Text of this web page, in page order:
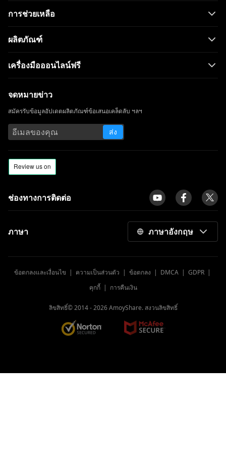
การช่วยเหลือ
ผลิตภัณฑ์
เครื่องมือออนไลน์ฟรี
จดหมายข่าว
สมัครรับข้อมูลอัปเดตผลิตภัณฑ์ข้อเสนอเคล็ดลับ ฯลฯ
ส่ง
ช่องทางการติดต่อ
ภาษา ภาษาอังกฤษ
ข้อตกลงและเงื่อนไข | ความเป็นส่วนตัว | ข้อตกลง | DMCA| GDPR|
คุกกี้| การคืนเงิน
ลิขสิทธิ์© 2014 -2026AmoyShare. สงวนลิขสิทธิ์